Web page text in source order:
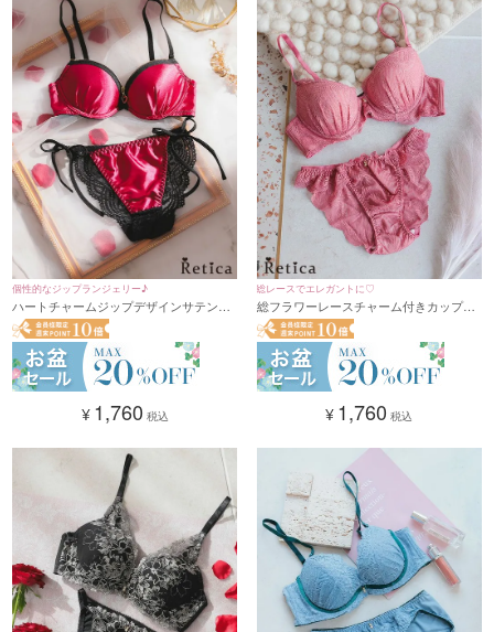
個性的なジップランジェリー♪
ハートチャームジップデザインサテンカ
ップブラジャー&ショーツセット★(ワイ
ンレッド)(B~F,65~80)
¥ 1,760 税込
総レースでエレガントに♡
総フラワーレースチャーム付きカップブ
ラジャー＆ショーツセット(A～F/65～80)
¥ 1,760 税込